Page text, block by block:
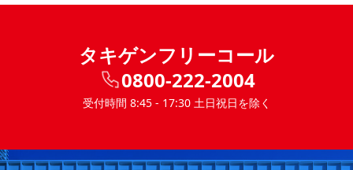
タキゲンフリーコール
0800-222-2004
受付時間 8:45 - 17:30 土日祝日を除く